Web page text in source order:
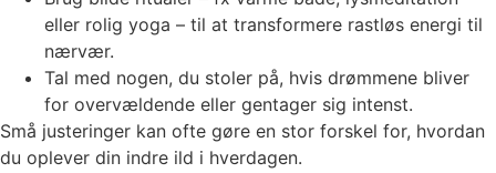
eller rolig yoga – til at transformere rastløs energi til
nærvær.
Tal med nogen, du stoler på, hvis drømmene bliver
for overvældende eller gentager sig intenst.
Små justeringer kan ofte gøre en stor forskel for, hvordan
du oplever din indre ild i hverdagen.